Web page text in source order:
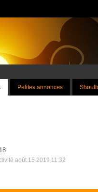
Petites annonces
août 15 2019 11:32